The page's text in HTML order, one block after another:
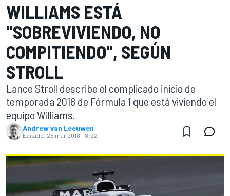
WILLIAMS ESTÁ
"SOBREVIVIENDO, NO
COMPITIENDO", SEGÚN
STROLL
Lance Stroll describe el complicado inicio de
temporada 2018 de Fórmula 1 que está viviendo el
equipo Williams.
Andrew van Leeuwen
Editado: 26 mar 2018, 18:22